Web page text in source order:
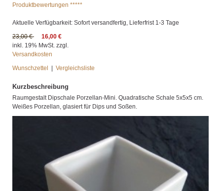
Produktbewertungen *****
Aktuelle Verfügbarkeit: Sofort versandfertig, Lieferfrist 1-3 Tage
23,00 €
16,00 €
inkl. 19% MwSt. zzgl.
Versandkosten
Wunschzettel
Vergleichsliste
Kurzbeschreibung
Raumgestalt Dipschale Porzellan-Mini. Quadratische Schale 5x5x5 cm.
Weißes Porzellan, glasiert für Dips und Soßen.